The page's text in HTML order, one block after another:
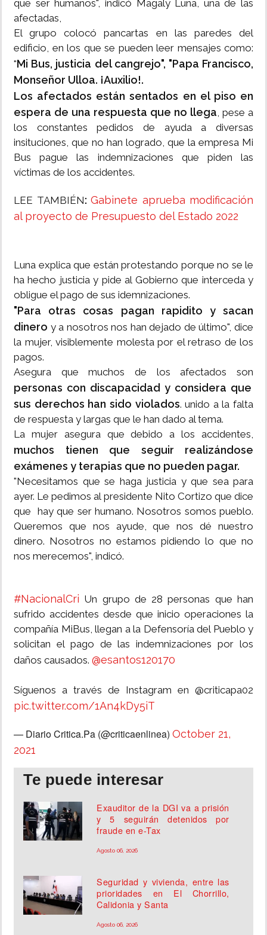
que ser humanos", indicó Magaly Luna, una de las
afectadas,
El grupo colocó pancartas en las paredes del
edificio, en los que se pueden leer mensajes como:
"Mi Bus, justicia del cangrejo", "Papa Francisco,
Monseñor Ulloa. ¡Auxilio!.
Los afectados están sentados en el piso en
espera de una respuesta que no llega, pese a
los constantes pedidos de ayuda a diversas
insituciones, que no han logrado, que la empresa Mi
Bus pague las indemnizaciones que piden las
víctimas de los accidentes.
LEE TAMBIÉN: Gabinete aprueba modificación
al proyecto de Presupuesto del Estado 2022
Luna explica que están protestando porque no se le
ha hecho justicia y pide al Gobierno que interceda y
obligue el pago de sus idemnizaciones.
"Para otras cosas pagan rapidito y sacan
dinero y a nosotros nos han dejado de último", dice
la mujer, visiblemente molesta por el retraso de los
pagos.
Asegura que muchos de los afectados son
personas con discapacidad y considera que
sus derechos han sido violados. unido a la falta
de respuesta y largas que le han dado al tema.
La mujer asegura que debido a los accidentes,
muchos tienen que seguir realizándose
exámenes y terapias que no pueden pagar.
"Necesitamos que se haga justicia y que sea para
ayer. Le pedimos al presidente Nito Cortizo que dice
que hay que ser humano. Nosotros somos pueblo.
Queremos que nos ayude, que nos dé nuestro
dinero. Nosotros no estamos pidiendo lo que no
nos merecemos", indicó.
#NacionalCri Un grupo de 28 personas que han
sufrido accidentes desde que inicio operaciones la
compañía MiBus, llegan a la Defensoría del Pueblo y
solicitan el pago de las indemnizaciones por los
daños causados. @esantos120170
Síguenos a través de Instagram en @criticapa02
pic.twitter.com/1An4kDy5iT
— Diario Critica.Pa (@criticaenlinea) October 21,
2021
Te puede interesar
Exauditor de la DGI va a prisión
y 5 seguirán detenidos por
fraude en e-Tax
Agosto 06, 2026
Seguridad y vivienda, entre las
prioridades en El Chorrillo,
Calidonia y Santa
Agosto 06, 2026